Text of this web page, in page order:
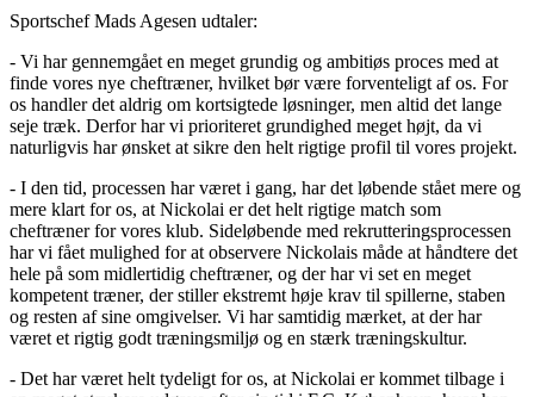
Sportschef Mads Agesen udtaler:
- Vi har gennemgået en meget grundig og ambitiøs proces med at
finde vores nye cheftræner, hvilket bør være forventeligt af os. For
os handler det aldrig om kortsigtede løsninger, men altid det lange
seje træk. Derfor har vi prioriteret grundighed meget højt, da vi
naturligvis har ønsket at sikre den helt rigtige profil til vores projekt.
- I den tid, processen har været i gang, har det løbende stået mere og
mere klart for os, at Nickolai er det helt rigtige match som
cheftræner for vores klub. Sideløbende med rekrutteringsprocessen
har vi fået mulighed for at observere Nickolais måde at håndtere det
hele på som midlertidig cheftræner, og der har vi set en meget
kompetent træner, der stiller ekstremt høje krav til spillerne, staben
og resten af sine omgivelser. Vi har samtidig mærket, at der har
været et rigtig godt træningsmiljø og en stærk træningskultur.
- Det har været helt tydeligt for os, at Nickolai er kommet tilbage i